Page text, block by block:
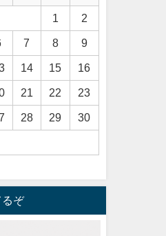
1 2
7 8 9
14 15 16
21 22 23
28 29 30
るぞ